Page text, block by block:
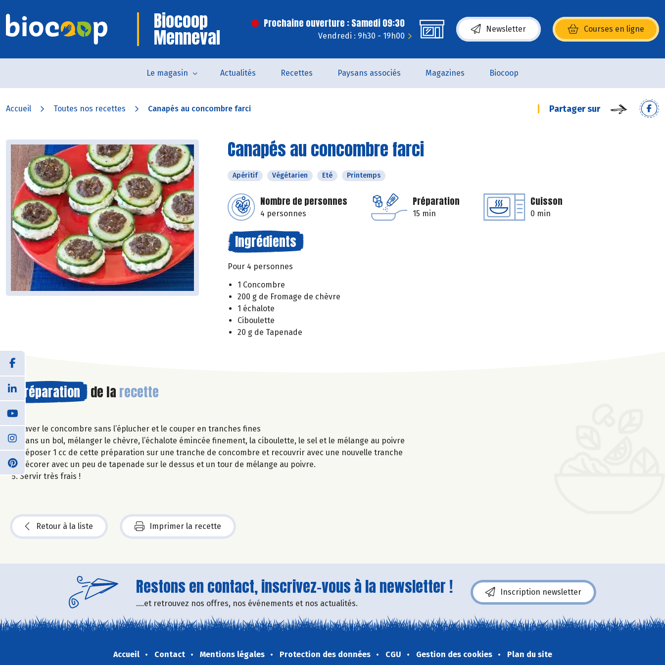
Biocoop
Menneval
Prochaine ouverture : Samedi 09:30
Vendredi : 9h30 - 19h00
Newsletter Courses en ligne
(s’ouvre dans une nouvelle fenêtre)
Le magasin Actualités Recettes Paysans associés Magazines Biocoop
Accueil Toutes nos recettes Canapés au concombre farci Partager sur
Canapés au concombre farci
Apéritif Végétarien Eté Printemps
Nombre de personnes
4 personnes
Préparation
15 min
Cuisson
0 min
Ingrédients
Pour 4 personnes
1 Concombre
200 g de Fromage de chèvre
1 échalote
Ciboulette
20 g de Tapenade
Préparation de la recette
Laver le concombre sans l’éplucher et le couper en tranches fines
Dans un bol, mélanger le chèvre, l’échalote émincée finement, la ciboulette, le sel et le mélange au poivre
Déposer 1 cc de cette préparation sur une tranche de concombre et recouvrir avec une nouvelle tranche
Décorer avec un peu de tapenade sur le dessus et un tour de mélange au poivre.
Servir très frais !
Retour à la liste Imprimer la recette
Restons en contact, inscrivez-vous à la newsletter !
....et retrouvez nos offres, nos événements et nos actualités.
Inscription newsletter
Accueil Contact Mentions légales Protection des données CGU Gestion des cookies Plan du site